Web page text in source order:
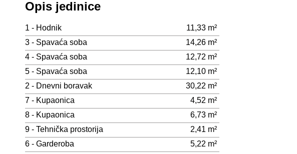
Opis jedinice
1 - Hodnik
11,33 m²
3 - Spavaća soba
14,26 m²
4 - Spavaća soba
12,72 m²
5 - Spavaća soba
12,10 m²
2 - Dnevni boravak
30,22 m²
7 - Kupaonica
4,52 m²
8 - Kupaonica
6,73 m²
9 - Tehnička prostorija
2,41 m²
6 - Garderoba
5,22 m²